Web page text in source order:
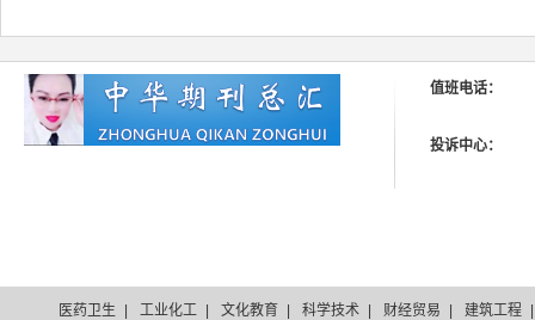
值班电话：
投诉中心：
医药卫生 工业化工 文化教育 科学技术 财经贸易 建筑工程